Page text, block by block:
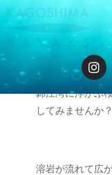
海から
錦江湾に浮かぶ
してみませんか？
溶岩が流れて広